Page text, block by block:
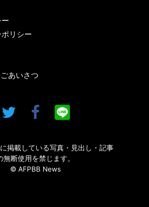
リシー
あいさつ
掲載している写真・見出し・記事
無断使用を禁じます。
© AFPBB News